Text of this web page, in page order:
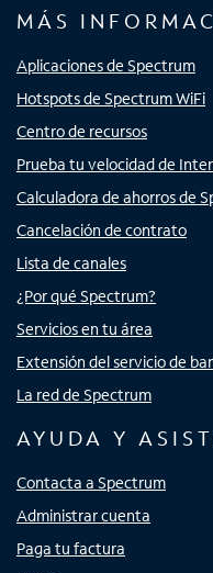
MÁS
Aplicaciones de Spectrum
Hotspots de Spectrum WiFi
Centro de recursos
Prueba tu velocidad de
Calculadora de ahorros de
Cancelación de contrato
Lista de canales
¿Por qué Spectrum?
Servicios en tu área
Extensión del servicio de
La red de Spectrum
AYUDA Y
Contacta a Spectrum
Administrar cuenta
Paga tu factura